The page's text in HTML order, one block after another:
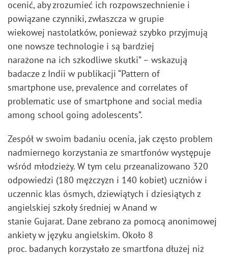
ocenić, aby zrozumieć ich rozpowszechnienie i
powiązane czynniki, zwłaszcza w grupie
wiekowej nastolatków, ponieważ szybko przyjmują
one nowsze technologie i są bardziej
narażone na ich szkodliwe skutki” – wskazują
badacze z Indii w publikacji “Pattern of
smartphone use, prevalence and correlates of
problematic use of smartphone and social media
among school going adolescents”.
Zespół w swoim badaniu ocenia, jak często problem
nadmiernego korzystania ze smartfonów występuje
wśród młodzieży. W tym celu przeanalizowano 320
odpowiedzi (180 mężczyzn i 140 kobiet) uczniów i
uczennic klas ósmych, dziewiątych i dziesiątych z
angielskiej szkoły średniej w Anand w
stanie Gujarat. Dane zebrano za pomocą anonimowej
ankiety w języku angielskim. Około 8
proc. badanych korzystało ze smartfona dłużej niż